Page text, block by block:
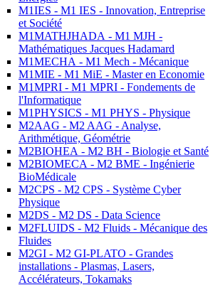
M1IES - M1 IES - Innovation, Entreprise
et Société
M1MATHJHADA - M1 MJH -
Mathématiques Jacques Hadamard
M1MECHA - M1 Mech - Mécanique
M1MIE - M1 MiE - Master en Economie
M1MPRI - M1 MPRI - Fondements de
l'Informatique
M1PHYSICS - M1 PHYS - Physique
M2AAG - M2 AAG - Analyse,
Arithmétique, Géométrie
M2BIOHEA - M2 BH - Biologie et Santé
M2BIOMECA - M2 BME - Ingénierie
BioMédicale
M2CPS - M2 CPS - Système Cyber
Physique
M2DS - M2 DS - Data Science
M2FLUIDS - M2 Fluids - Mécanique des
Fluides
M2GI - M2 GI-PLATO - Grandes
installations - Plasmas, Lasers,
Accélérateurs, Tokamaks